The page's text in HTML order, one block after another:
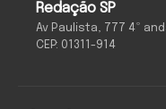
Redação SP
Av Paulista, 777 4º
CEP: 01311-914